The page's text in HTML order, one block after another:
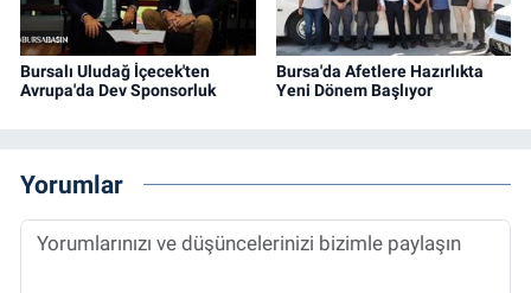
Bursalı Uludağ İçecek'ten
Avrupa'da Dev Sponsorluk
Bursa'da Afetlere Hazırlıkta
Yeni Dönem Başlıyor
Yorumlar